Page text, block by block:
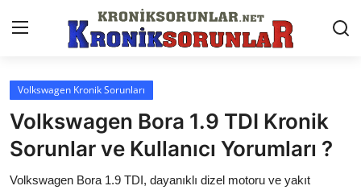
Anasayfa
Markalar
İletişim
Volkswagen Kronik Sorunları
Volkswagen Bora 1.9 TDI Kronik
Sorunlar ve Kullanıcı Yorumları ?
Volkswagen Bora 1.9 TDI, dayanıklı dizel motoru ve yakıt